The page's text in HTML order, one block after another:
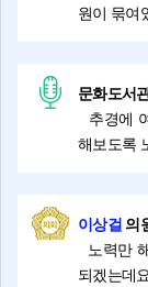
원이 묶여
문화도서
추경에
해보도록
이상걸의
노력만
되겠는데